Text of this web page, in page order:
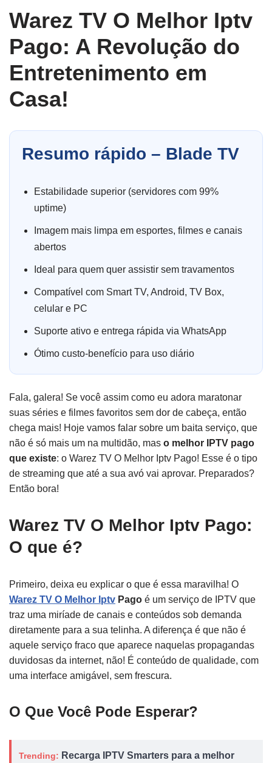
Warez TV O Melhor Iptv
Pago: A Revolução do
Entretenimento em
Casa!
Resumo rápido – Blade TV
Estabilidade superior (servidores com 99%
uptime)
Imagem mais limpa em esportes, filmes e canais
abertos
Ideal para quem quer assistir sem travamentos
Compatível com Smart TV, Android, TV Box,
celular e PC
Suporte ativo e entrega rápida via WhatsApp
Ótimo custo-benefício para uso diário
Fala, galera! Se você assim como eu adora maratonar
suas séries e filmes favoritos sem dor de cabeça, então
chega mais! Hoje vamos falar sobre um baita serviço, que
não é só mais um na multidão, mas o melhor IPTV pago
que existe: o Warez TV O Melhor Iptv Pago! Esse é o tipo
de streaming que até a sua avó vai aprovar. Preparados?
Então bora!
Warez TV O Melhor Iptv Pago:
O que é?
Primeiro, deixa eu explicar o que é essa maravilha! O
Warez TV O Melhor Iptv Pago é um serviço de IPTV que
traz uma miríade de canais e conteúdos sob demanda
diretamente para a sua telinha. A diferença é que não é
aquele serviço fraco que aparece naquelas propagandas
duvidosas da internet, não! É conteúdo de qualidade, com
uma interface amigável, sem frescura.
O Que Você Pode Esperar?
Trending: Recarga IPTV Smarters para a melhor